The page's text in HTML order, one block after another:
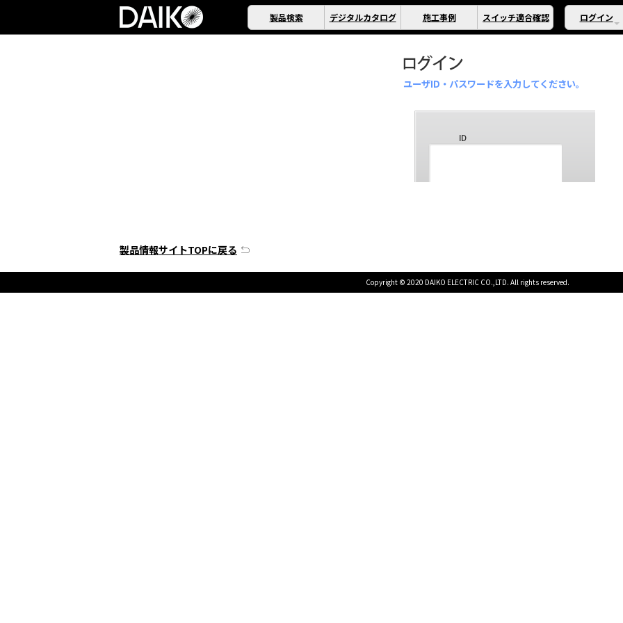
製品検索 デジタルカタログ 施工事例 スイッチ適合確認 ログイン
ユーザID・パスワードを入力してください。
製品情報サイトTOPに戻る
Copyright © 2020 DAIKO ELECTRIC CO.,LTD. All rights reserved.